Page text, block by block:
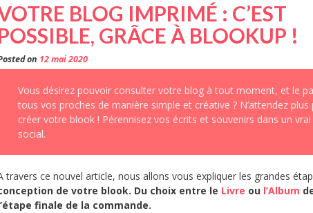
BLOG IMPRIMÉ : C’EST
GRÂCE À BLOOKUP !
on 12 mai 2020
Vous désirez pouvoir consulter votre blog à tout moment, et le
tous vos proches de manière simple et créative ? N’attendez plus
créer votre blook ! Pérennisez vos écrits et souvenirs dans un vrai
social.
travers ce nouvel article, nous allons vous expliquer les grandes
de votre blook. Du choix entre le Livre ou l’Album
finale de la commande.